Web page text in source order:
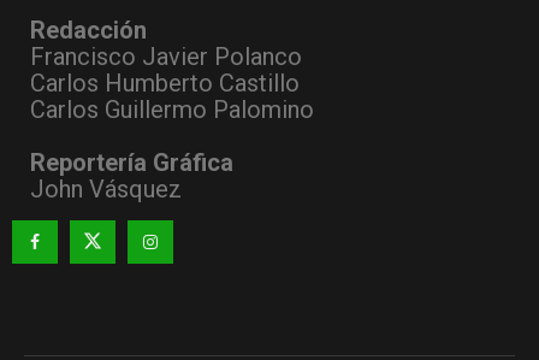
Redacción
Francisco Javier Polanco
Carlos Humberto Castillo
Carlos Guillermo Palomino
Reportería Gráfica
John Vásquez